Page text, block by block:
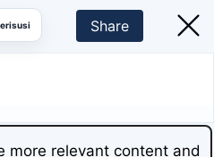
Share
more relevant content and